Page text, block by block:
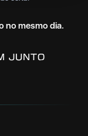
no mesmo dia.
JUNTO